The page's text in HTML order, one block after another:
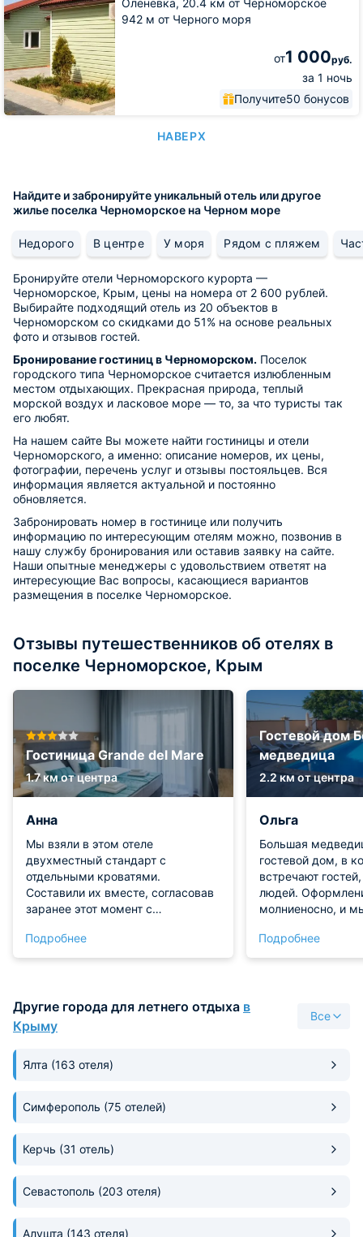
Оленёвка, 20.4 км от Черноморское
942 м от Черного моря
от1 000руб.
за 1 ночь
Получите50 бонусов
НАВЕРХ
Найдите и забронируйте уникальный отель или другое
жилье поселка Черноморское на Черном море
Недорого В центре У моря Рядом с пляжем
Бронируйте отели Черноморского курорта —
Черноморское, Крым, цены на номера от 2 600 рублей.
Выбирайте подходящий отель из 20 объектов в
Черноморском со скидками до 51% на основе реальных
фото и отзывов гостей.
Бронирование гостиниц в Черноморском. Поселок
городского типа Черноморское считается излюбленным
местом отдыхающих. Прекрасная природа, теплый
морской воздух и ласковое море — то, за что туристы так
его любят.
На нашем сайте Вы можете найти гостиницы и отели
Черноморского, а именно: описание номеров, их цены,
фотографии, перечень услуг и отзывы постояльцев. Вся
информация является актуальной и постоянно
обновляется.
Забронировать номер в гостинице или получить
информацию по интересующим отелям можно, позвонив в
нашу службу бронирования или оставив заявку на сайте.
Наши опытные менеджеры с удовольствием ответят на
интересующие Вас вопросы, касающиеся вариантов
размещения в поселке Черноморское.
Отзывы путешественников об отелях в
поселке Черноморское, Крым
Гостиница Grande del Mare
1.7 км от центра
Анна
Мы взяли в этом отеле
двухместный стандарт с
отдельными кроватями.
Составили их вместе, согласовав
заранее этот момент с
хороший был на море. Окна
большие, но они закрываются
санузел, техника. При гостинице
работает прекрасный ресторан и
кафе есть неподалеку.
Подробнее
Гостевой дом
медведица
2.2 км от центра
Ольга
Большая
гостевой дом, в
встречают
людей.
молниеносно, и
было очень
каждом уголке,
чем в море.
дополнительно.
Подробнее
Другие города для летнего отдыха в
Крыму
Все
Ялта (163 отеля)
Симферополь (75 отелей)
Керчь (31 отель)
Севастополь (203 отеля)
Алушта (143 отеля)